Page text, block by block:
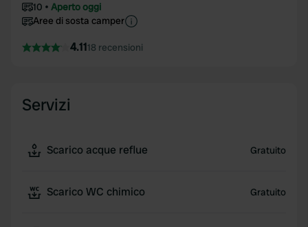
10
Aperto oggi
Aree di sosta camper
4.1118 recensioni
Servizi
Scarico acque reflue Gratuito
Scarico WC chimico Gratuito